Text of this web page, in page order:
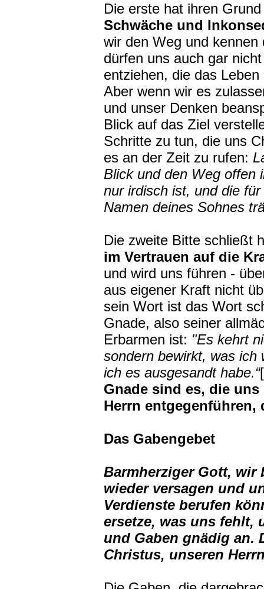
Die erste hat ihren Grund
Schwäche und
wir den Weg und
dürfen uns auch gar
entziehen, die das
Aber wenn wir es
und unser Denken
Blick auf das Ziel
Schritte zu tun, die uns
es an der Zeit zu rufen:
Blick und den Weg offen
nur irdisch ist, und die
Namen deines Sohnes
Die zweite Bitte schließt
im Vertrauen auf die
und wird uns führen ‑
aus eigener Kraft nicht
sein Wort ist das Wort
Gnade, also seiner
Erbarmen ist: "Es kehrt
sondern bewirkt, was ich
ich es ausgesandt habe.“
Gnade sind es, die
Herrn entgegenführen,
Das Gabengebet
Barmherziger Gott, wir
wieder versagen und
Verdienste berufen
ersetze, was uns fehlt,
und Gaben gnädig an.
Christus, unseren